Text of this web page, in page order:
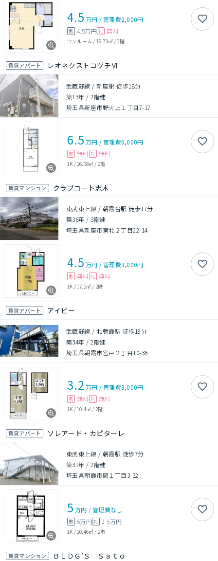
4.5 万円 /管理費2,000円
敷 4.5万円 礼 無料
ワンルーム / 19.73㎡/3階
賃貸アパート レオネクストコヅチⅥ
武蔵野線 / 新座駅 徒歩18分
築13年 /2階建
埼玉県新座市野火止１丁目7-17
6.5 万円 /管理費6,000円
敷 無料 礼 無料
1K / 26.08㎡ / 2階
賃貸マンション クラブコート志木
東武東上線 / 朝霞台駅 徒歩17分
築36年 / 3階建
埼玉県新座市東北２丁目22-14
4.5 万円 /管理費3,000円
敷 無料 礼 無料
1K / 17.2㎡ / 2階
賃貸アパート アイビー
武蔵野線 / 北朝霞駅 徒歩19分
築34年 /2階建
埼玉県朝霞市宮戸２丁目10-36
3.2 万円 /管理費3,000円
敷 無料 礼 無料
1K / 10.4㎡ / 2階
賃貸アパート ソレアード・カピターレ
東武東上線 / 朝霞駅 徒歩7分
築31年 /2階建
埼玉県朝霞市岡１丁目3-32
5 万円 /管理費なし
敷 5万円礼 2.5万円
1K / 20.46㎡ / 2階
賃貸マンション ＢＬＤＧ′Ｓ Ｓａｔｏ